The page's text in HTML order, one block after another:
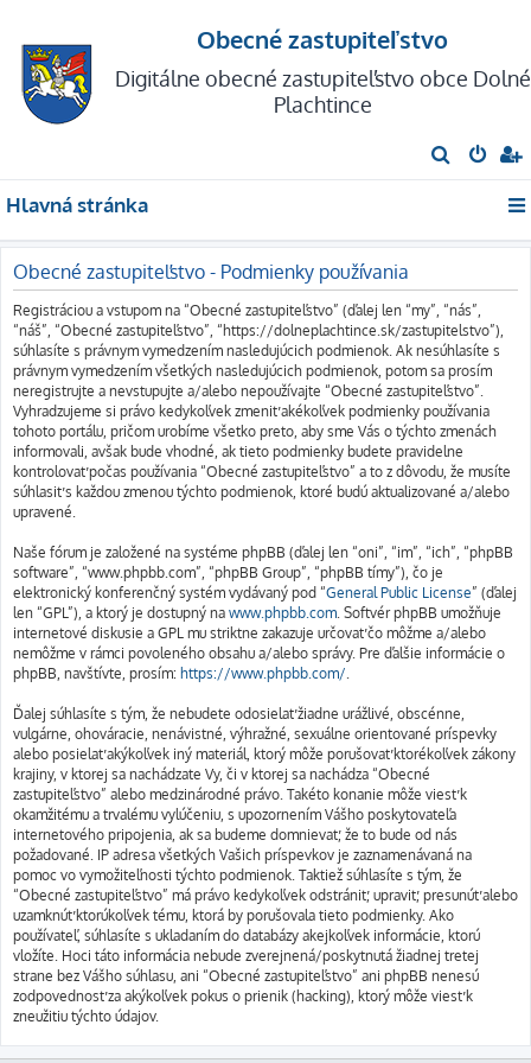
Obecné zastupiteľstvo
Digitálne obecné zastupiteľstvo obce Dolné
Plachtince
ľ
d
Hlavná stránka
Obecné zastupiteľstvo - Podmienky používania
Registráciou a vstupom na “Obecné zastupiteľstvo” (ďalej len “my”, “nás”,
“náš”, “Obecné zastupiteľstvo”, “https://dolneplachtince.sk/zastupitelstvo”),
súhlasíte s právnym vymedzením nasledujúcich podmienok. Ak nesúhlasíte s
právnym vymedzením všetkých nasledujúcich podmienok, potom sa prosím
neregistrujte a nevstupujte a/alebo nepoužívajte “Obecné zastupiteľstvo”.
Vyhradzujeme si právo kedykoľvek zmeniť akékoľvek podmienky používania
tohoto portálu, pričom urobíme všetko preto, aby sme Vás o týchto zmenách
informovali, avšak bude vhodné, ak tieto podmienky budete pravidelne
kontrolovať počas používania “Obecné zastupiteľstvo” a to z dôvodu, že musíte
súhlasiť s každou zmenou týchto podmienok, ktoré budú aktualizované a/alebo
upravené.
Naše fórum je založené na systéme phpBB (ďalej len “oni”, “im”, “ich”, “phpBB
software”, “www.phpbb.com”, “phpBB Group”, “phpBB tímy”), čo je
elektronický konferenčný systém vydávaný pod “General Public License” (ďalej
len “GPL”), a ktorý je dostupný na www.phpbb.com . Softvér phpBB umožňuje
internetové diskusie a GPL mu striktne zakazuje určovať čo môžme a/alebo
nemôžme v rámci povoleného obsahu a/alebo správy. Pre ďalšie informácie o
phpBB, navštívte, prosím: https://www.phpbb.com/
Ďalej súhlasíte s tým, že nebudete odosielať žiadne urážlivé, obscénne,
vulgárne, ohováracie, nenávistné, výhražné, sexuálne orientované príspevky
alebo posielať akýkoľvek iný materiál, ktorý môže porušovať ktorékoľvek zákony
krajiny, v ktorej sa nachádzate Vy, či v ktorej sa nachádza “Obecné
zastupiteľstvo” alebo medzinárodné právo. Takéto konanie môže viesť k
okamžitému a trvalému vylúčeniu, s upozornením Vášho poskytovateľa
internetového pripojenia, ak sa budeme domnievať, že to bude od nás
požadované. IP adresa všetkých Vašich príspevkov je zaznamenávaná na
pomoc vo vymožiteľnosti týchto podmienok. Taktiež súhlasíte s tým, že
“Obecné zastupiteľstvo” má právo kedykoľvek odstrániť, upraviť, presunúť alebo
uzamknúť ktorúkoľvek tému, ktorá by porušovala tieto podmienky. Ako
používateľ, súhlasíte s ukladaním do databázy akejkoľvek informácie, ktorú
vložíte. Hoci táto informácia nebude zverejnená/poskytnutá žiadnej tretej
strane bez Vášho súhlasu, ani “Obecné zastupiteľstvo” ani phpBB nenesú
zodpovednosť za akýkoľvek pokus o prienik (hacking), ktorý môže viesť k
zneužitiu týchto údajov.